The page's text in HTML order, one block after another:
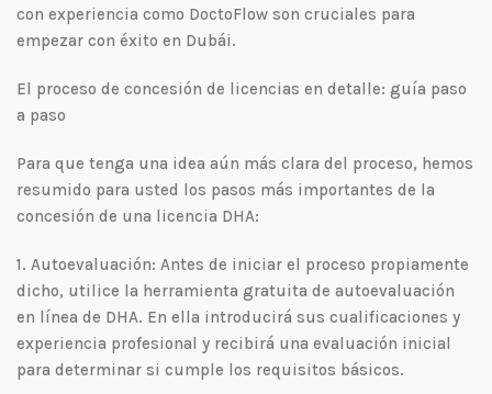
con experiencia como DoctoFlow son cruciales para
empezar con éxito en Dubái.
El proceso de concesión de licencias en detalle: guía paso
a paso
Para que tenga una idea aún más clara del proceso, hemos
resumido para usted los pasos más importantes de la
concesión de una licencia DHA:
1. Autoevaluación: Antes de iniciar el proceso propiamente
dicho, utilice la herramienta gratuita de autoevaluación
en línea de DHA. En ella introducirá sus cualificaciones y
experiencia profesional y recibirá una evaluación inicial
para determinar si cumple los requisitos básicos.